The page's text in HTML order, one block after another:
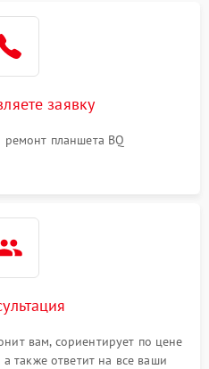
заявку
ремонт планшета BQ
вам, сориентирует по цене
также ответит на все ваши